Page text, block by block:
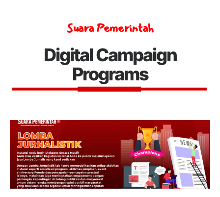
Suara Pemerintah
Digital Campaign
Programs